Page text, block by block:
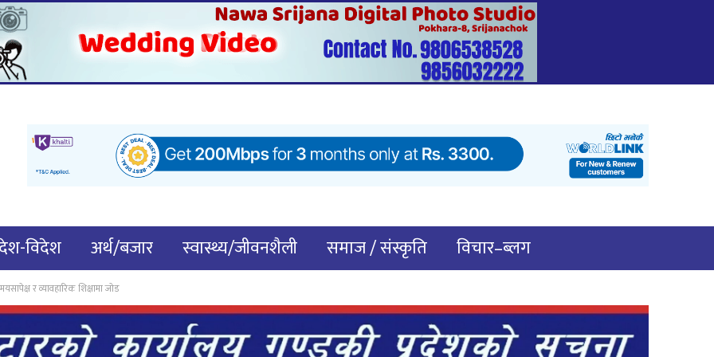
विदेश अर्थ/बजार स्वास्थ्य/जीवनशैली समाज / संस्कृति
विचार–ब्लग
र व्यावहारिक शिक्षामा जोड